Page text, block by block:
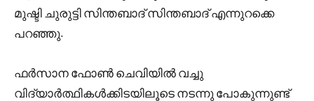
മുഷ്ടി ചുരുട്ടി സിന്തബാദ് സിന്തബാദ് എന്നുറക്കെ
പറഞ്ഞു.
ഫർസാന ഫോൺ ചെവിയിൽ വച്ചു
വിദ്യാർത്ഥികൾക്കിടയിലൂടെ നടന്നു പോകുന്നുണ്ട്